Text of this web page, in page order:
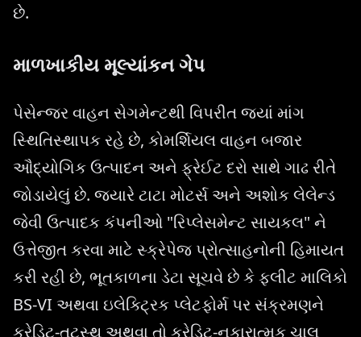
છે.
માળખાકીય મૂલ્યાંકન ગેપ
પેસેન્જર વાહન સેગમેન્ટથી વિપરીત જ્યાં માંગ
સ્થિતિસ્થાપક રહે છે, કોમર્શિયલ વાહન બજાર
ઔદ્યોગિક ઉત્પાદન અને ફ્રેઈટ દરો સાથે ગાઢ રીતે
જોડાયેલું છે. જ્યારે ટાટા મોટર્સ અને અશોક લેલેન્ડ
જેવી ઉત્પાદક કંપનીઓ "રિપ્લેસમેન્ટ સાયકલ" ને
ઉત્તેજીત કરવા માટે સ્ક્રેપેજ પ્રોત્સાહનોની હિમાયત
કરી રહી છે, ભૂતકાળના ડેટા સૂચવે છે કે ફ્લીટ માલિકો
BS-VI અથવા ઇલેક્ટ્રિક પ્લેટફોર્મ પર સંક્રમણને
ક્રેડિટ-તટસ્થ અથવા તો ક્રેડિટ-નકારાત્મક ચાલ